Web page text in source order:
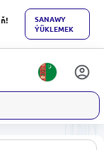
SANAWY
ÝÜKLEMEK